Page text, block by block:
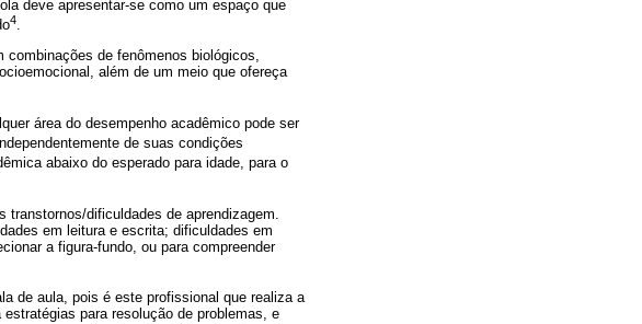
deve apresentar-se como um espaço que
4.
combinações de fenômenos biológicos,
além de um meio que ofereça
área do desempenho acadêmico pode ser
de suas condições
abaixo do esperado para idade, para o
dificuldades de aprendizagem.
em leitura e escrita; dificuldades em
a figura-fundo, ou para compreender
de aula, pois é este profissional que realiza a
para resolução de problemas, e